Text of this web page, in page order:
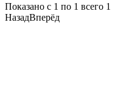
Показано с 1 по 1 всего 1
НазадВперёд